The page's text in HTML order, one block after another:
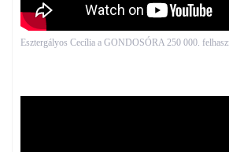
Esztergályos Cecília a GONDOSÓRA 250 000.